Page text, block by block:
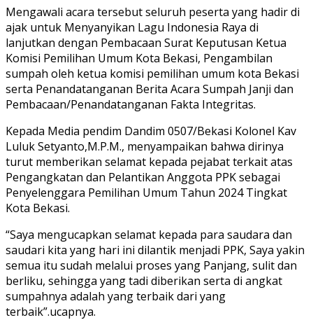
Mengawali acara tersebut seluruh peserta yang hadir di
ajak untuk Menyanyikan Lagu Indonesia Raya di
lanjutkan dengan Pembacaan Surat Keputusan Ketua
Komisi Pemilihan Umum Kota Bekasi, Pengambilan
sumpah oleh ketua komisi pemilihan umum kota Bekasi
serta Penandatanganan Berita Acara Sumpah Janji dan
Pembacaan/Penandatanganan Fakta Integritas.
Kepada Media pendim Dandim 0507/Bekasi Kolonel Kav
Luluk Setyanto,M.P.M., menyampaikan bahwa dirinya
turut memberikan selamat kepada pejabat terkait atas
Pengangkatan dan Pelantikan Anggota PPK sebagai
Penyelenggara Pemilihan Umum Tahun 2024 Tingkat
Kota Bekasi.
“Saya mengucapkan selamat kepada para saudara dan
saudari kita yang hari ini dilantik menjadi PPK, Saya yakin
semua itu sudah melalui proses yang Panjang, sulit dan
berliku, sehingga yang tadi diberikan serta di angkat
sumpahnya adalah yang terbaik dari yang
terbaik”.ucapnya.